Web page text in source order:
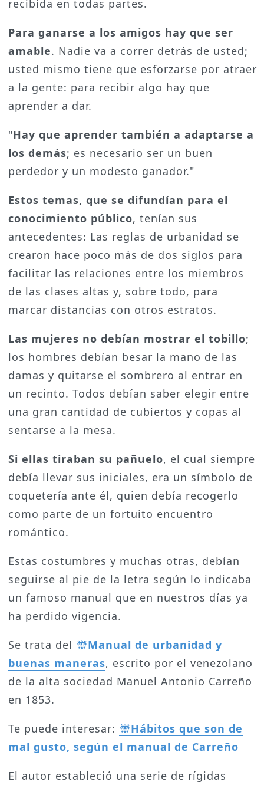
recibida en todas partes.
Para ganarse a los amigos hay que ser
amable. Nadie va a correr detrás de usted;
usted mismo tiene que esforzarse por atraer
a la gente: para recibir algo hay que
aprender a dar.
"Hay que aprender también a adaptarse a
los demás; es necesario ser un buen
perdedor y un modesto ganador."
Estos temas, que se difundían para el
conocimiento público, tenían sus
antecedentes: Las reglas de urbanidad se
crearon hace poco más de dos siglos para
facilitar las relaciones entre los miembros
de las clases altas y, sobre todo, para
marcar distancias con otros estratos.
Las mujeres no debían mostrar el tobillo;
los hombres debían besar la mano de las
damas y quitarse el sombrero al entrar en
un recinto. Todos debían saber elegir entre
una gran cantidad de cubiertos y copas al
sentarse a la mesa.
Si ellas tiraban su pañuelo, el cual siempre
debía llevar sus iniciales, era un símbolo de
coquetería ante él, quien debía recogerlo
como parte de un fortuito encuentro
romántico.
Estas costumbres y muchas otras, debían
seguirse al pie de la letra según lo indicaba
un famoso manual que en nuestros días ya
ha perdido vigencia.
Se trata del
Manual de urbanidad y
buenas maneras, escrito por el venezolano
de la alta sociedad Manuel Antonio Carreño
en 1853.
Te puede interesar:
Hábitos que son de
mal gusto, según el manual de Carreño
El autor estableció una serie de rígidas